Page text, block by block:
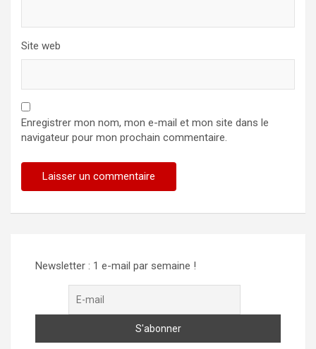
Site web
Enregistrer mon nom, mon e-mail et mon site dans le
navigateur pour mon prochain commentaire.
Newsletter : 1 e-mail par semaine !